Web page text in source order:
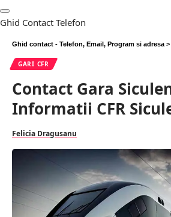
Ghid Contact Telefon
Ghid contact - Telefon, Email, Program si adresa >
GARI CFR
Contact Gara
Informatii CFR
Felicia Dragusanu